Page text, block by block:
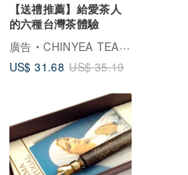
【送禮推薦】給愛茶人
的六種台灣茶體驗
廣告
CHINYEA TEAPARK 沁意茶苑
US$ 31.68 US$ 35.19